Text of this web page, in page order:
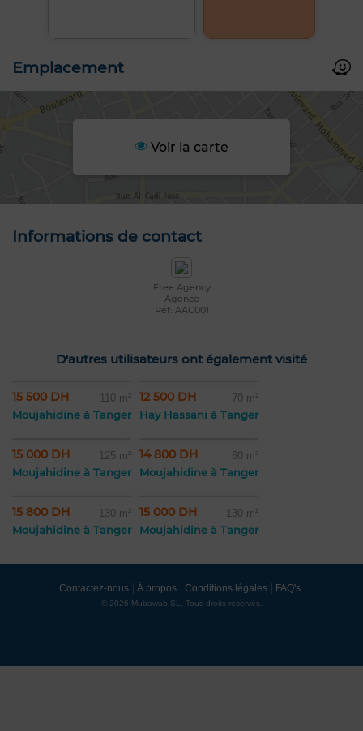
Emplacement
Voir la carte
Informations de contact
Free Agency
Agence
Réf: AAC001
D'autres utilisateurs ont également visité
15 500 DH 110 m²
Moujahidine à Tanger
12 500 DH 70 m²
Hay Hassani à Tanger
15 000 DH 125 m²
Moujahidine à Tanger
14 800 DH 60 m²
Moujahidine à Tanger
15 800 DH 130 m²
Moujahidine à Tanger
15 000 DH 130 m²
Moujahidine à Tanger
Contactez-nous À propos Conditions légales FAQ's
© 2026 Mubawab SL. Tous droits réservés.